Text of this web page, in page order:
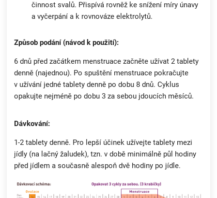
činnost svalů. Přispívá rovněž ke snížení míry únavy
a vyčerpání a k rovnováze elektrolytů.
Způsob podání (návod k použití):
6 dnů před začátkem menstruace začněte užívat 2 tablety
denně (najednou). Po spuštění menstruace pokračujte
v užívání jedné tablety denně po dobu 8 dnů. Cyklus
opakujte nejméně po dobu 3 za sebou jdoucích měsíců.
Dávkování:
1-2 tablety denně. Pro lepší účinek užívejte tablety mezi
jídly (na lačný žaludek), tzn. v době minimálně půl hodiny
před jídlem a současně alespoň dvě hodiny po jídle.